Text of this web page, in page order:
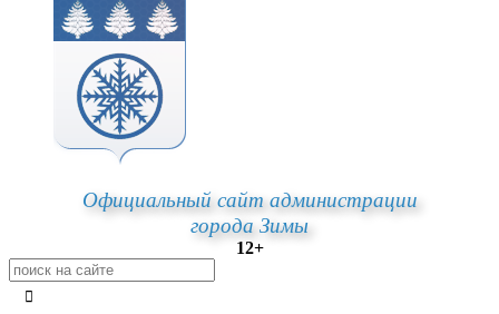
Официальный сайт администрации
города Зимы
12+